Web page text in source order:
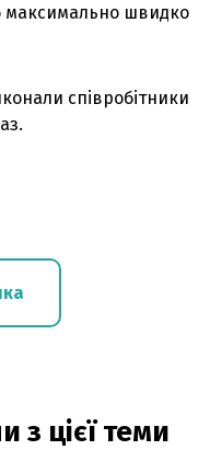
максимально швидко
співробітники
з цієї теми